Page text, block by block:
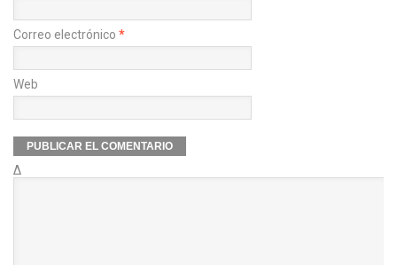
Correo electrónico *
Web
Δ